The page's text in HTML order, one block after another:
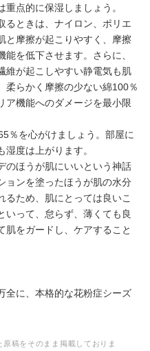
点的に保湿しましょう。
るときは、ナイロン、ポリエ
と摩擦が起こりやすく、摩擦
を低下させます。さらに、
維が起こしやすい静電気も肌
柔らかく摩擦の少ない綿100％
ア機能へのダメージを最小限
％を心がけましょう。部屋に
度は上がります。
のほうが肌にいいという神話
ョンを塗ったほうが肌の水分
るため、肌にとっては良いこ
いって、怠らず、薄くても良
肌をガードし、ケアすること
全に、本格的な花粉症シーズ
稿をそのまま掲載しておりま